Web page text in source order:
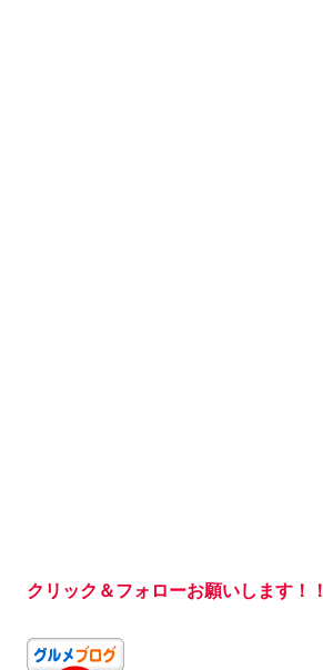
クリック＆フォローお願いします！！